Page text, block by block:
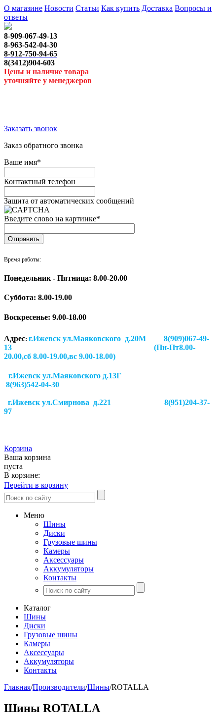
О магазине Новости Статьи Как купить Доставка Вопросы и
ответы
8-909-067-49-13
8-963-542-04-30
8-912-750-94-65
8(3412)904-603
Цены и наличие товара
уточняйте у менеджеров
Заказать звонок
Заказ обратного звонка
Ваше имя*
Контактный телефон
Защита от автоматических сообщений
Введите слово на картинке*
Время работы:
Понедельник - Пятница: 8.00-20.00
Суббота: 8.00-19.00
Воскресенье: 9.00-18.00
Адрес: г.Ижевск ул.Маяковского д.20М 8(909)067-49-
13 (Пн-Пт8.00-
20.00,сб 8.00-19.00,вс 9.00-18.00)
г.Ижевск ул.Маяковского д.13Г
8(963)542-04-30
г.Ижевск ул.Смирнова д.221
8(951)204-37-
97
Корзина
Ваша корзина
пуста
В корзине:
Перейти в корзину
Меню
Шины
Диски
Грузовые шины
Камеры
Аксессуары
Аккумуляторы
Контакты
Каталог
Шины
Диски
Грузовые шины
Камеры
Аксессуары
Аккумуляторы
Контакты
Главная/Производители/Шины/ROTALLA
Шины ROTALLA